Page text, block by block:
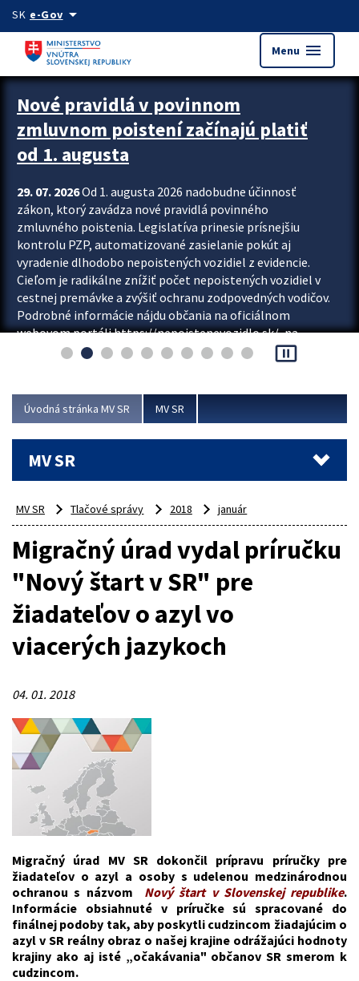
Preskocit na hlavný obsah
SK e-Govarrow_drop_down
Menu menu
Zastavit automatický posun upútavok
Nové pravidlá v povinnom
zmluvnom poistení začínajú platiť
od 1. augusta
29. 07. 2026Od 1. augusta 2026 nadobudne účinnosť
zákon, ktorý zavádza nové pravidlá povinného
zmluvného poistenia. Legislatíva prinesie prísnejšiu
kontrolu PZP, automatizované zasielanie pokút aj
vyradenie dlhodobo nepoistených vozidiel z evidencie.
Cieľom je radikálne znížiť počet nepoistených vozidiel v
cestnej premávke a zvýšiť ochranu zodpovedných vodičov.
Podrobné informácie nájdu občania na oficiálnom
webovom portáli https://nepoistenevozidlo.sk/, na
ktorom od augusta pribudne aj možnosť overiť si...
pause_presentation
Úvodná stránka MV SR MV SR
MV SR
MV SR Tlačové správy 2018 január
Migračný úrad vydal príručku
"Nový štart v SR" pre
žiadateľov o azyl vo
viacerých jazykoch
04. 01. 2018
Migračný úrad MV SR dokončil prípravu príručky pre
žiadateľov o azyl a osoby s udelenou medzinárodnou
ochranou s názvom Nový štart v Slovenskej republike.
Informácie obsiahnuté v príručke sú spracované do
finálnej podoby tak, aby poskytli cudzincom žiadajúcim o
azyl v SR reálny obraz o našej krajine odrážajúci hodnoty
krajiny ako aj isté „očakávania" občanov SR smerom k
cudzincom.